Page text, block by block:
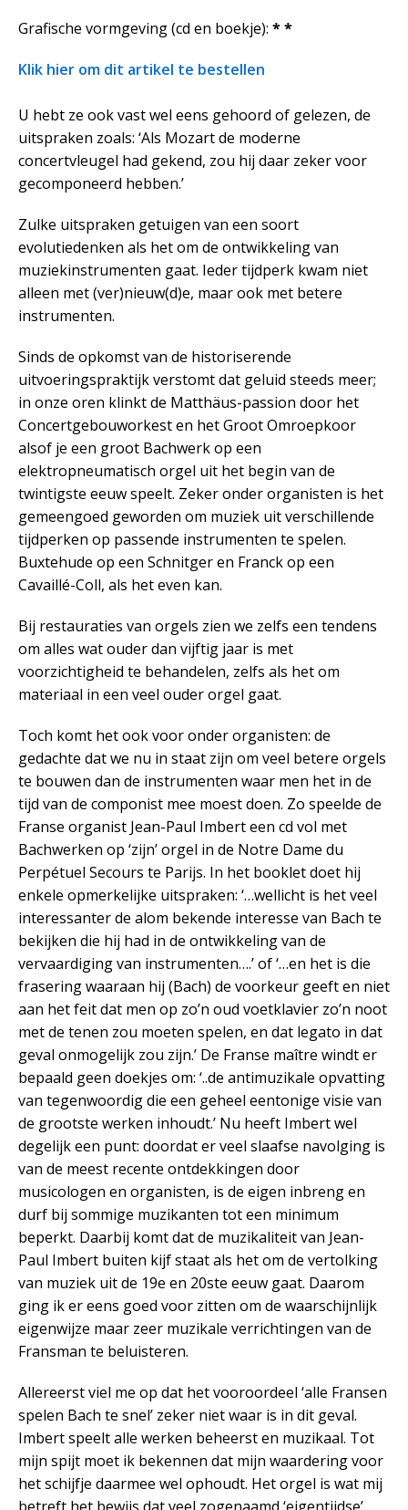
Grafische vormgeving (cd en boekje): * *
Klik hier om dit artikel te bestellen
U hebt ze ook vast wel eens gehoord of gelezen, de
uitspraken zoals: ‘Als Mozart de moderne
concertvleugel had gekend, zou hij daar zeker voor
gecomponeerd hebben.’
Zulke uitspraken getuigen van een soort
evolutiedenken als het om de ontwikkeling van
muziekinstrumenten gaat. Ieder tijdperk kwam niet
alleen met (ver)nieuw(d)e, maar ook met betere
instrumenten.
Sinds de opkomst van de historiserende
uitvoeringspraktijk verstomt dat geluid steeds meer;
in onze oren klinkt de Matthäus-passion door het
Concertgebouworkest en het Groot Omroepkoor
alsof je een groot Bachwerk op een
elektropneumatisch orgel uit het begin van de
twintigste eeuw speelt. Zeker onder organisten is het
gemeengoed geworden om muziek uit verschillende
tijdperken op passende instrumenten te spelen.
Buxtehude op een Schnitger en Franck op een
Cavaillé-Coll, als het even kan.
Bij restauraties van orgels zien we zelfs een tendens
om alles wat ouder dan vijftig jaar is met
voorzichtigheid te behandelen, zelfs als het om
materiaal in een veel ouder orgel gaat.
Toch komt het ook voor onder organisten: de
gedachte dat we nu in staat zijn om veel betere orgels
te bouwen dan de instrumenten waar men het in de
tijd van de componist mee moest doen. Zo speelde de
Franse organist Jean-Paul Imbert een cd vol met
Bachwerken op ‘zijn’ orgel in de Notre Dame du
Perpétuel Secours te Parijs. In het booklet doet hij
enkele opmerkelijke uitspraken: ‘…wellicht is het veel
interessanter de alom bekende interesse van Bach te
bekijken die hij had in de ontwikkeling van de
vervaardiging van instrumenten….’ of ‘…en het is die
frasering waaraan hij (Bach) de voorkeur geeft en niet
aan het feit dat men op zo’n oud voetklavier zo’n noot
met de tenen zou moeten spelen, en dat legato in dat
geval onmogelijk zou zijn.’ De Franse maître windt er
bepaald geen doekjes om: ‘..de antimuzikale opvatting
van tegenwoordig die een geheel eentonige visie van
de grootste werken inhoudt.’ Nu heeft Imbert wel
degelijk een punt: doordat er veel slaafse navolging is
van de meest recente ontdekkingen door
musicologen en organisten, is de eigen inbreng en
durf bij sommige muzikanten tot een minimum
beperkt. Daarbij komt dat de muzikaliteit van Jean-
Paul Imbert buiten kijf staat als het om de vertolking
van muziek uit de 19e en 20ste eeuw gaat. Daarom
ging ik er eens goed voor zitten om de waarschijnlijk
eigenwijze maar zeer muzikale verrichtingen van de
Fransman te beluisteren.
Allereerst viel me op dat het vooroordeel ‘alle Fransen
spelen Bach te snel’ zeker niet waar is in dit geval.
Imbert speelt alle werken beheerst en muzikaal. Tot
mijn spijt moet ik bekennen dat mijn waardering voor
het schijfje daarmee wel ophoudt. Het orgel is wat mij